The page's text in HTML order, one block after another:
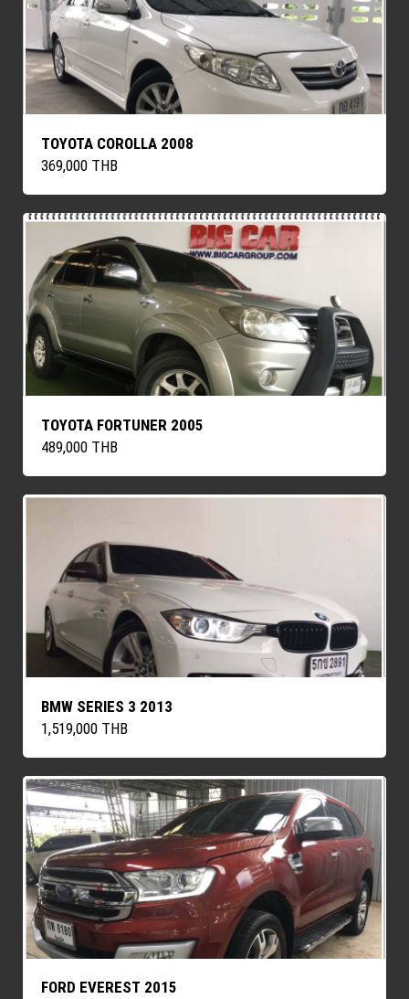
TOYOTA COROLLA 2008
369,000 THB
TOYOTA FORTUNER 2005
489,000 THB
BMW SERIES 3 2013
1,519,000 THB
FORD EVEREST 2015